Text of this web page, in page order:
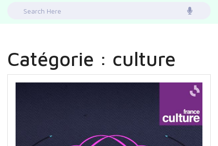
Search
Catégorie : culture